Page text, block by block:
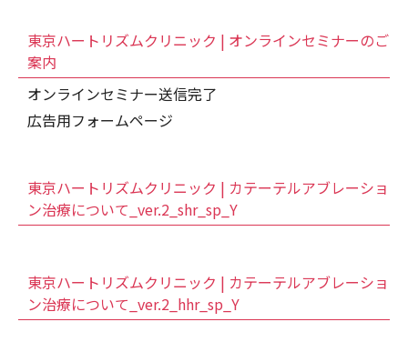
東京ハートリズムクリニック | オンラインセミナーのご
案内
オンラインセミナー送信完了
広告用フォームページ
東京ハートリズムクリニック | カテーテルアブレーショ
ン治療について_ver.2_shr_sp_Y
東京ハートリズムクリニック | カテーテルアブレーショ
ン治療について_ver.2_hhr_sp_Y